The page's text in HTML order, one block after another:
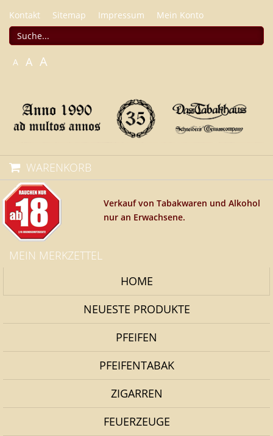
Kontakt Sitemap Impressum Mein Konto
A A A
WARENKORB
Verkauf von Tabakwaren und Alkohol
nur an Erwachsene.
MEIN MERKZETTEL
HOME
NEUESTE PRODUKTE
PFEIFEN
PFEIFENTABAK
ZIGARREN
FEUERZEUGE